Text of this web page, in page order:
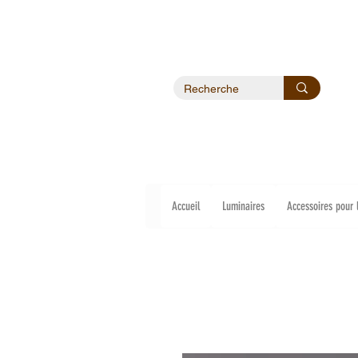
Accueil Luminaires Accessoires pour